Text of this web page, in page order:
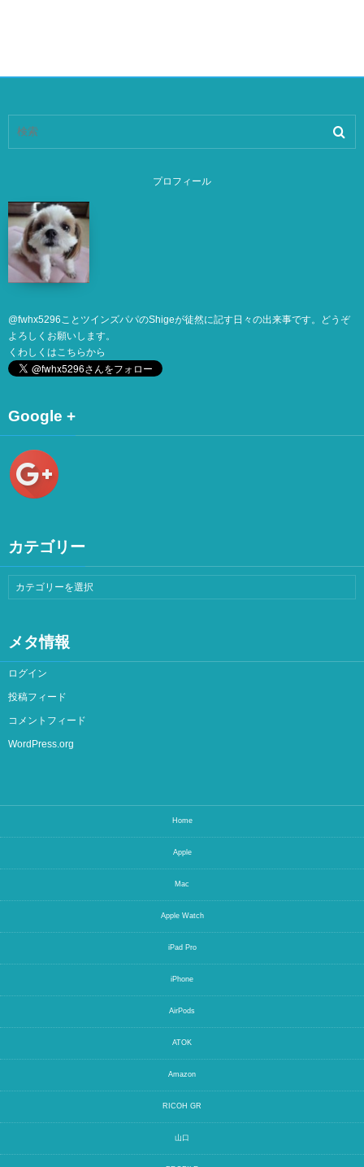
プロフィール
@fwhx5296 ことツインズパパのShigeが徒然に記す日々の出来事です。どうぞ
よろしくお願いします。
くわしくは こちらから
Google +
カテゴリー
メタ情報
ログイン
投稿フィード
コメントフィード
WordPress.org
Home
Apple
Mac
Apple Watch
iPad Pro
iPhone
AirPods
ATOK
Amazon
RICOH GR
山口